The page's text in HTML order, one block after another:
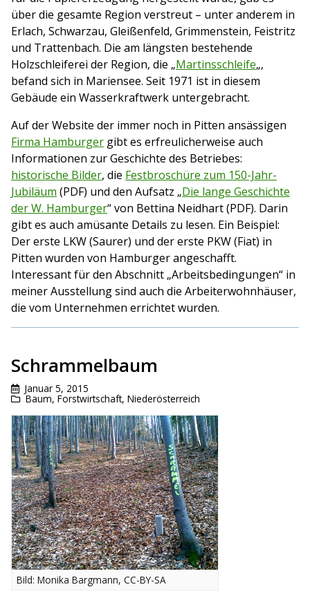
über die gesamte Region verstreut – unter anderem in
Erlach, Schwarzau, Gleißenfeld, Grimmenstein, Feistritz
und Trattenbach. Die am längsten bestehende
Holzschleiferei der Region, die „Martinsschleife„,
befand sich in Mariensee. Seit 1971 ist in diesem
Gebäude ein Wasserkraftwerk untergebracht.
Auf der Website der immer noch in Pitten ansässigen
Firma Hamburger gibt es erfreulicherweise auch
Informationen zur Geschichte des Betriebes:
historische Bilder, die Festbroschüre zum 150-Jahr-
Jubiläum (PDF) und den Aufsatz „Die lange Geschichte
der W. Hamburger“ von Bettina Neidhart (PDF). Darin
gibt es auch amüsante Details zu lesen. Ein Beispiel:
Der erste LKW (Saurer) und der erste PKW (Fiat) in
Pitten wurden von Hamburger angeschafft.
Interessant für den Abschnitt „Arbeitsbedingungen“ in
meiner Ausstellung sind auch die Arbeiterwohnhäuser,
die vom Unternehmen errichtet wurden.
Schrammelbaum
Januar 5, 2015
Baum, Forstwirtschaft, Niederösterreich
Bild: Monika Bargmann, CC-BY-SA